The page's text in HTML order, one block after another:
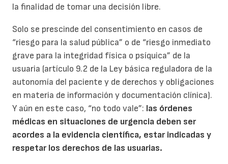
la finalidad de tomar una decisión libre.
Solo se prescinde del consentimiento en casos de
“riesgo para la salud pública” o de “riesgo inmediato
grave para la integridad física o psíquica” de la
usuaria (artículo 9.2 de la Ley básica reguladora de la
autonomía del paciente y de derechos y obligaciones
en materia de información y documentación clínica).
Y aún en este caso, “no todo vale”: las órdenes
médicas en situaciones de urgencia deben ser
acordes a la evidencia científica, estar indicadas y
respetar los derechos de las usuarias.